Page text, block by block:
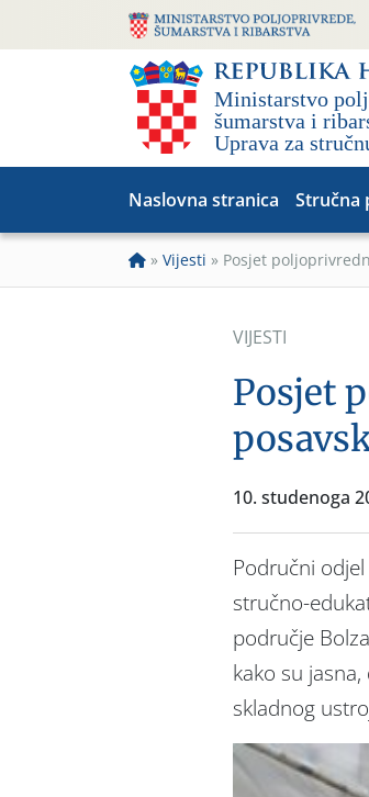
Naslovna stranica Stručna
» Vijesti » Posjet
VIJESTI
Posjet
10. studenoga
Područni
stručno-
područje
kako su
skladnog